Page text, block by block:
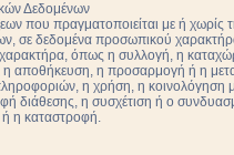
Δεδομένων
που πραγματοποιείται με ή χωρίς
σε δεδομένα προσωπικού
όπως η συλλογή, η
αποθήκευση, η προσαρμογή ή η
η χρήση, η κοινολόγηση
διάθεσης, η συσχέτιση ή ο
ή η καταστροφή.